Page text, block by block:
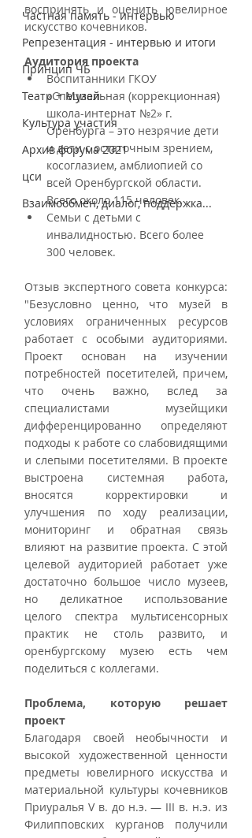
Частная память - интервью
Репрезентация - интервью и итоги
Принцип ЧБ
Театр + Музей
Культура участия
Архив форума 2021
цси
Взаимообмен, диалог, поддержка...
воспринять и оценить ювелирное
искусство кочевников.
Аудитория проекта
Воспитанники ГКОУ
«Специальная (коррекционная)
школа-интернат №2» г.
Оренбурга – это незрячие дети
и дети с остаточным зрением,
косоглазием, амблиопией со
всей Оренбургской области.
Всего около 115 человек.
Семьи с детьми с
инвалидностью. Всего более
300 человек.
Отзыв экспертного совета конкурса:
"Безусловно ценно, что музей в
условиях ограниченных ресурсов
работает с особыми аудиториями.
Проект основан на изучении
потребностей посетителей, причем,
что очень важно, вслед за
специалистами музейщики
дифференцированно определяют
подходы к работе со слабовидящими
и слепыми посетителями. В проекте
выстроена системная работа,
вносятся корректировки и
улучшения по ходу реализации,
мониторинг и обратная связь
влияют на развитие проекта. С этой
целевой аудиторией работает уже
достаточно большое число музеев,
но деликатное использование
целого спектра мультисенсорных
практик не столь развито, и
оренбургскому музею есть чем
поделиться с коллегами.
Проблема, которую решает
проект
Благодаря своей необычности и
высокой художественной ценности
предметы ювелирного искусства и
материальной культуры кочевников
Приуралья V в. до н.э. — III в. н.э. из
Филипповских курганов получили